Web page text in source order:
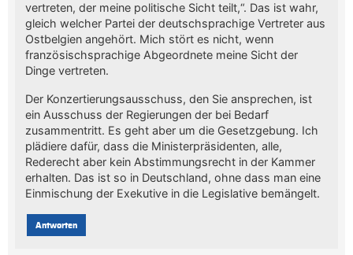
vertreten, der meine politische Sicht teilt,“. Das ist wahr,
gleich welcher Partei der deutschsprachige Vertreter aus
Ostbelgien angehört. Mich stört es nicht, wenn
französischsprachige Abgeordnete meine Sicht der
Dinge vertreten.
Der Konzertierungsausschuss, den Sie ansprechen, ist
ein Ausschuss der Regierungen der bei Bedarf
zusammentritt. Es geht aber um die Gesetzgebung. Ich
plädiere dafür, dass die Ministerpräsidenten, alle,
Rederecht aber kein Abstimmungsrecht in der Kammer
erhalten. Das ist so in Deutschland, ohne dass man eine
Einmischung der Exekutive in die Legislative bemängelt.
Antworten